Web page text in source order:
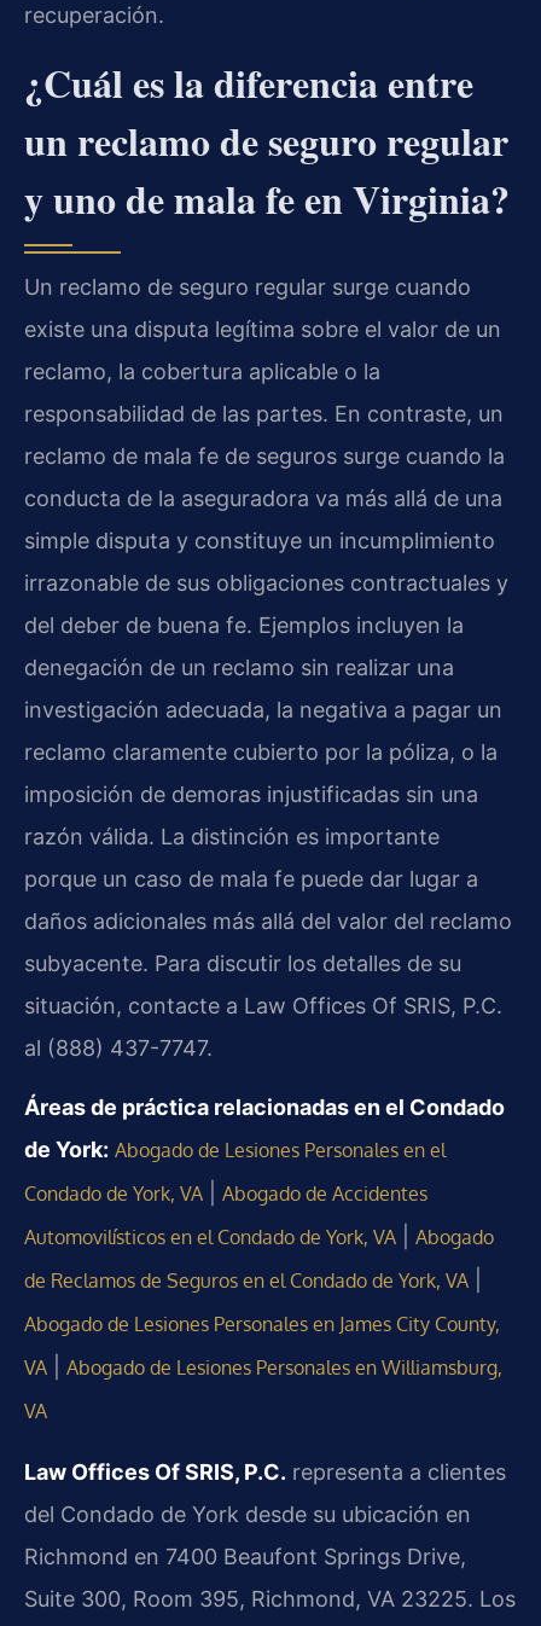
recuperación.
¿Cuál es la diferencia entre
un reclamo de seguro regular
y uno de mala fe en Virginia?
Un reclamo de seguro regular surge cuando
existe una disputa legítima sobre el valor de un
reclamo, la cobertura aplicable o la
responsabilidad de las partes. En contraste, un
reclamo de mala fe de seguros surge cuando la
conducta de la aseguradora va más allá de una
simple disputa y constituye un incumplimiento
irrazonable de sus obligaciones contractuales y
del deber de buena fe. Ejemplos incluyen la
denegación de un reclamo sin realizar una
investigación adecuada, la negativa a pagar un
reclamo claramente cubierto por la póliza, o la
imposición de demoras injustificadas sin una
razón válida. La distinción es importante
porque un caso de mala fe puede dar lugar a
daños adicionales más allá del valor del reclamo
subyacente. Para discutir los detalles de su
situación, contacte a Law Offices Of SRIS, P.C.
al (888) 437-7747.
Áreas de práctica relacionadas en el Condado
de York: Abogado de Lesiones Personales en el
Condado de York, VA
Abogado de Accidentes
Automovilísticos en el Condado de York, VA
Abogado
de Reclamos de Seguros en el Condado de York, VA
Abogado de Lesiones Personales en James City County,
VA
Abogado de Lesiones Personales en Williamsburg,
VA
Law Offices Of SRIS, P.C. representa a clientes
del Condado de York desde su ubicación en
Richmond en 7400 Beaufont Springs Drive,
Suite 300, Room 395, Richmond, VA 23225. Los